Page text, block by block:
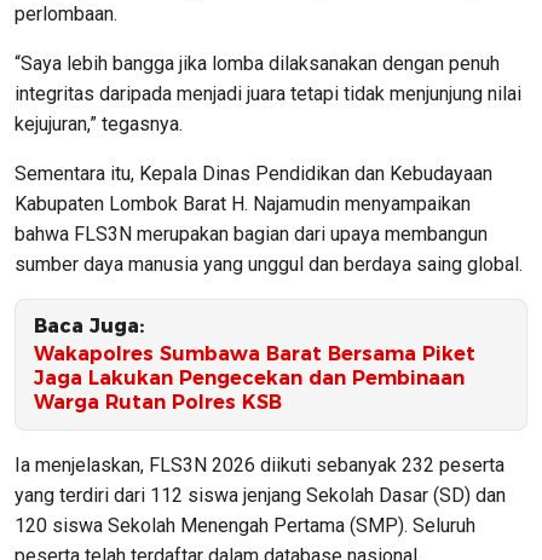
perlombaan.
“Saya lebih bangga jika lomba dilaksanakan dengan penuh
integritas daripada menjadi juara tetapi tidak menjunjung nilai
kejujuran,” tegasnya.
Sementara itu, Kepala Dinas Pendidikan dan Kebudayaan
Kabupaten Lombok Barat H. Najamudin menyampaikan
bahwa FLS3N merupakan bagian dari upaya membangun
sumber daya manusia yang unggul dan berdaya saing global.
Baca Juga:
Wakapolres Sumbawa Barat Bersama Piket
Jaga Lakukan Pengecekan dan Pembinaan
Warga Rutan Polres KSB
Ia menjelaskan, FLS3N 2026 diikuti sebanyak 232 peserta
yang terdiri dari 112 siswa jenjang Sekolah Dasar (SD) dan
120 siswa Sekolah Menengah Pertama (SMP). Seluruh
peserta telah terdaftar dalam database nasional.